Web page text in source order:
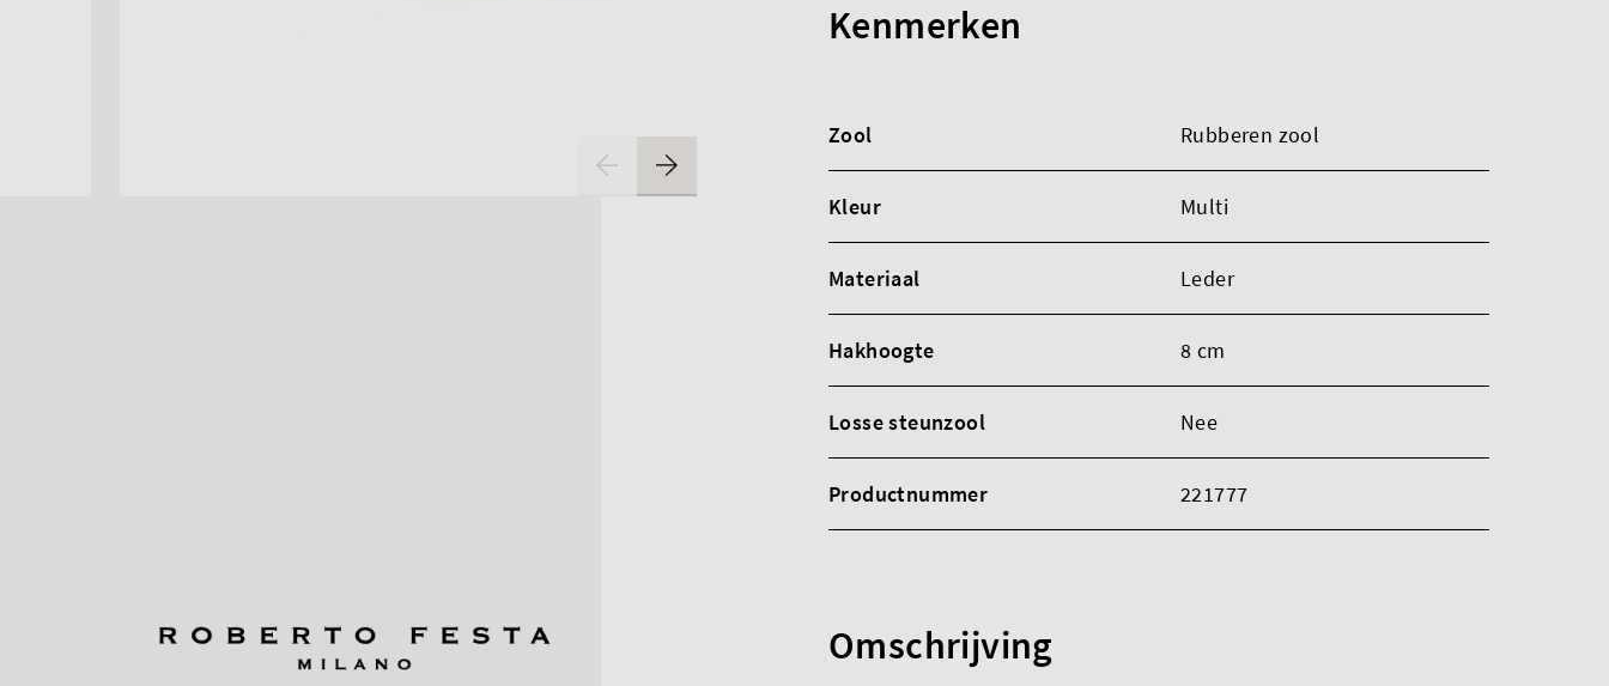
Kenmerken
Zool Rubberen zool
Kleur Multi
Materiaal Leder
Hakhoogte 8 cm
Losse steunzool Nee
Productnummer 221777
Omschrijving